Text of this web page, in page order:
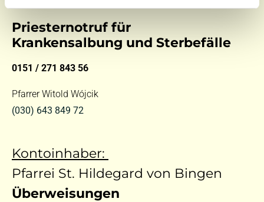
Priesternotruf für
Krankensalbung und Sterbefälle
0151 / 271 843 56
Pfarrer Witold Wójcik
(030) 643 849 72
Kontoinhaber:
Pfarrei St. Hildegard von Bingen
Überweisungen